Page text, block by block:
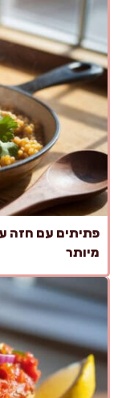
מיותר